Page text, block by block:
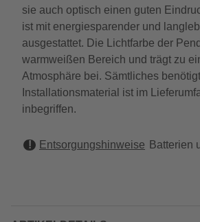
sie auch optisch einen guten
ist mit energiesparender und
ausgestattet. Die Lichtfarbe der
warmweißen Bereich und trägt zu
Atmosphäre bei. Sämtliches
Installationsmaterial ist im
inbegriffen.
Entsorgungshinweise Batterien